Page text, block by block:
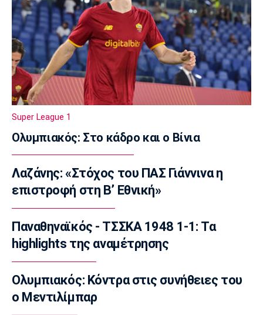
23:32
Ποδόσφαιρο - Διεθνή
Κακή εβδομάδα για τη βαθμολογία της UEFA
23:23
Γ Εθνική
Αστέρας Βάρης: Νέες προσθήκες στο
ρόστερ
Conference League
στο Κλουζ
23:16
Γ Εθνική
«Πακέτο» στον Απόλλωνα Σμύρνης
23:05
οι Βοιωτοί επί των «καναρινιών»
22:50
Super League 1
Ολυμπιακός: Στο κάδρο και ο Βίνια
Λαζάνης: «Στόχος του ΠΑΣ Γιάννινα η
επιστροφή στη Β’ Εθνική»
Παναθηναϊκός - ΤΣΣΚΑ 1948 1-1: Τα
highlights της αναμέτρησης
Ολυμπιακός: Κόντρα στις συνήθειες του
ο Μεντιλίμπαρ